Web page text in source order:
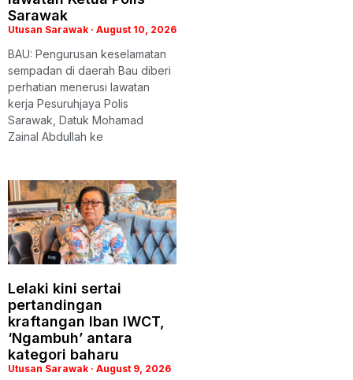
Sarawak
Utusan Sarawak August 10, 2026
BAU: Pengurusan keselamatan
sempadan di daerah Bau diberi
perhatian menerusi lawatan
kerja Pesuruhjaya Polis
Sarawak, Datuk Mohamad
Zainal Abdullah ke
Lelaki kini sertai
pertandingan
kraftangan Iban IWCT,
‘Ngambuh’ antara
kategori baharu
Utusan Sarawak August 9, 2026